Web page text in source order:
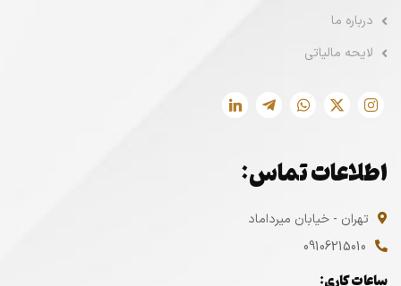
درباره ما
لایحه مالیاتی
اطلاعات تماس:
تهران - خیابان میرداماد
09106215010
ساعات کاری: